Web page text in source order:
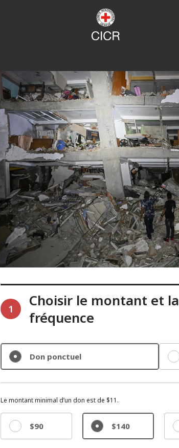
1
Choisir le montant et la
fréquence
Don ponctuel
Le montant minimal d’un don est de $11.
$90 $140